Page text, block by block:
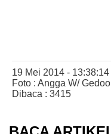
19 Mei 2014 - 13:38:14
Foto : Angga W/
Dibaca : 3415